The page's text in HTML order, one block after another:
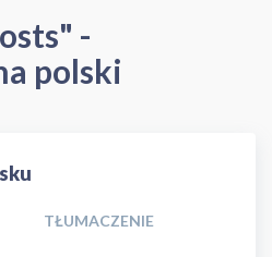
-
polski
TŁUMACZENIE